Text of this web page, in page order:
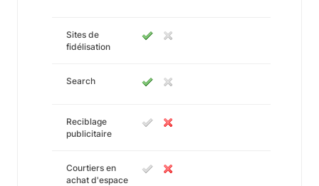
Sites de
fidélisation
Search
Reciblage
publicitaire
Courtiers en
achat d'espace